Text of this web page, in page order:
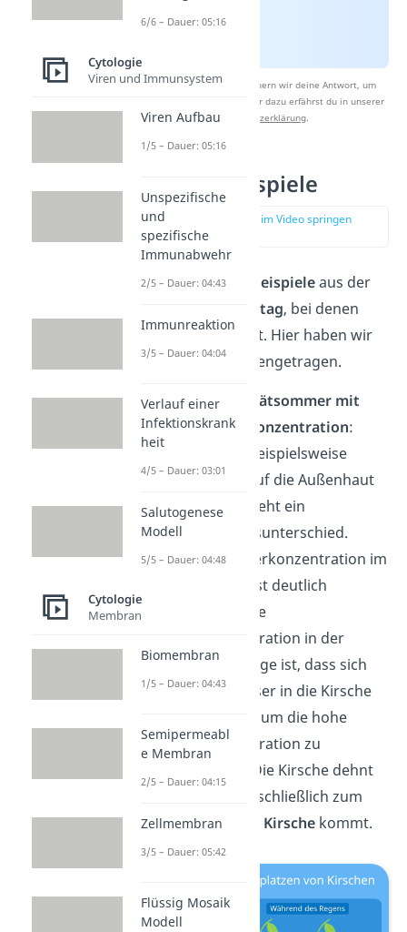
Nach Beantwortung speichern wir deine Antwort, um
Studyflix zu verbessern. Mehr dazu erfährst du in unserer
Datenschutzerklärung.
Osmose Beispiele
zur Stelle im Video springen
Es gibt unzählige Beispieleaus der
Alltag, bei denen
Osmose stattfindet. Hier haben wir
dir einige zusammengetragen.
Kirschen im
Spätsommer mit
hoher Zuckerkonzentration:
Trifft Wasser beispielsweise
durch Regen auf die Außenhaut
Kirschen, entsteht ein
Konzentrationsunterschied.
Denn die Zuckerkonzentration im
Regenwasser ist deutlich
niedriger als die
Zuckerkonzentration in der
Kirsche. Die Folge ist, dass sich
das Regenwasser in die Kirsche
, um die hohe
Zuckerkonzentration zu
Die Kirsche dehnt
sich aus bis es schließlich zum
Aufplatzen der Kirsche kommt.
6/6 – Dauer: 05:16
Cytologie
Viren und Immunsystem
Viren Aufbau
1/5 – Dauer: 05:16
Unspezifische
und
spezifische
Immunabwehr
2/5 – Dauer: 04:43
Immunreaktion
3/5 – Dauer: 04:04
Verlauf einer
Infektionskrank
heit
4/5 – Dauer: 03:01
Salutogenese
Modell
5/5 – Dauer: 04:48
Cytologie
Membran
Biomembran
1/5 – Dauer: 04:43
Semipermeabl
e Membran
2/5 – Dauer: 04:15
Zellmembran
3/5 – Dauer: 05:42
Flüssig Mosaik
Modell